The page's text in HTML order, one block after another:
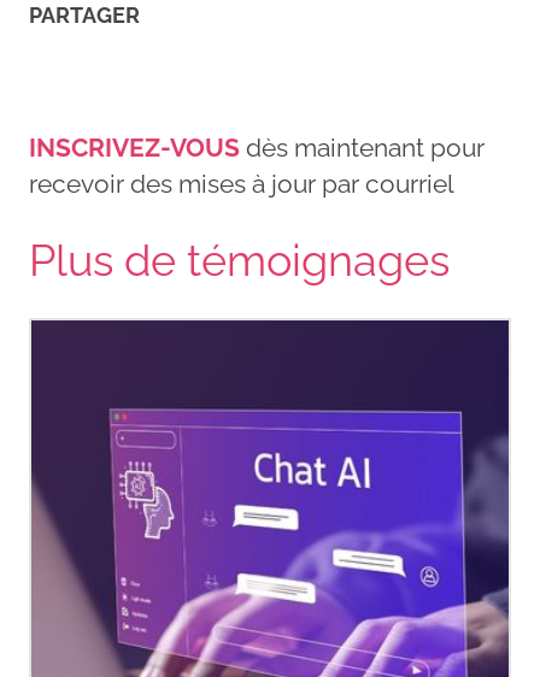
PARTAGER
INSCRIVEZ-VOUS dès maintenant pour
recevoir des mises à jour par courriel
Plus de témoignages